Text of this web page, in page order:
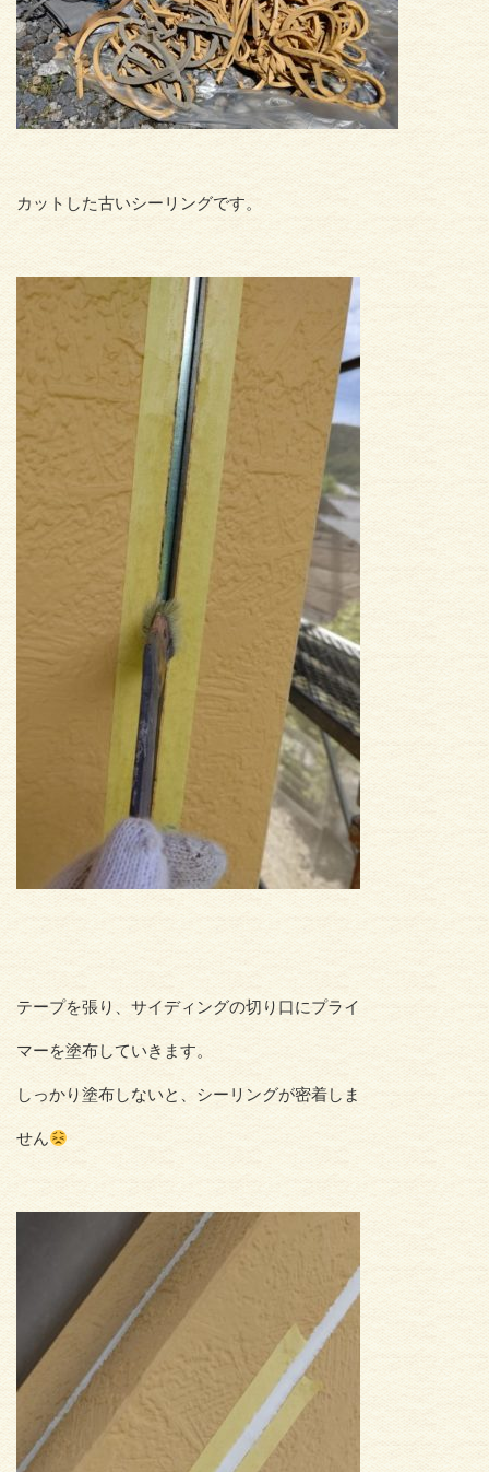
カットした古いシーリングです。
テープを張り、サイディングの切り口にプライ
マーを塗布していきます。
しっかり塗布しないと、シーリングが密着しま
せん